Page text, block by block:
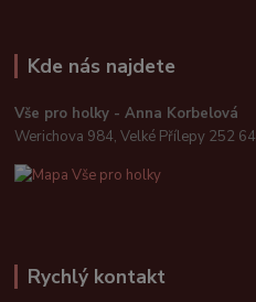
Kde nás najdete
Vše pro holky - Anna Korbelová
Werichova 984, Velké Přílepy 252 64
Rychlý kontakt